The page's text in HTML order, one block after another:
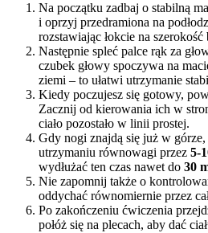
Na początku zadbaj o stabilną
i oprzyj przedramiona na
rozstawiając łokcie na szerokość
Następnie spleć palce rąk za
czubek głowy spoczywa na
ziemi – to ułatwi utrzymanie
Kiedy poczujesz się gotowy,
Zacznij od kierowania ich w
ciało pozostało w linii prostej.
Gdy nogi znajdą się już w
utrzymaniu równowagi przez 5-
wydłużać ten czas nawet do 30
Nie zapomnij także o
oddychać równomiernie przez
Po zakończeniu ćwiczenia
połóż się na plecach, aby dać